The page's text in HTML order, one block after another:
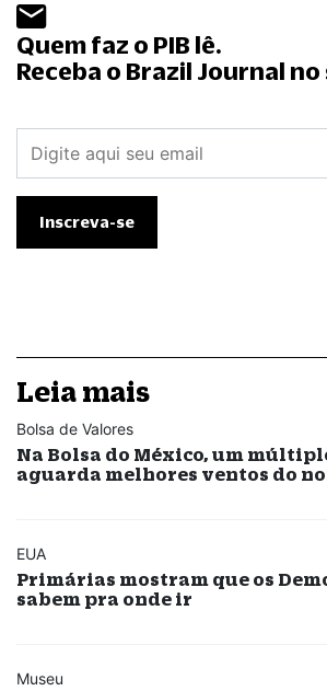
Quem faz o PIB lê.
Receba o Brazil Journal no
Leia mais
Bolsa de Valores
Na Bolsa do México, um
aguarda melhores ventos do
EUA
Primárias mostram que os
sabem pra onde ir
Museu